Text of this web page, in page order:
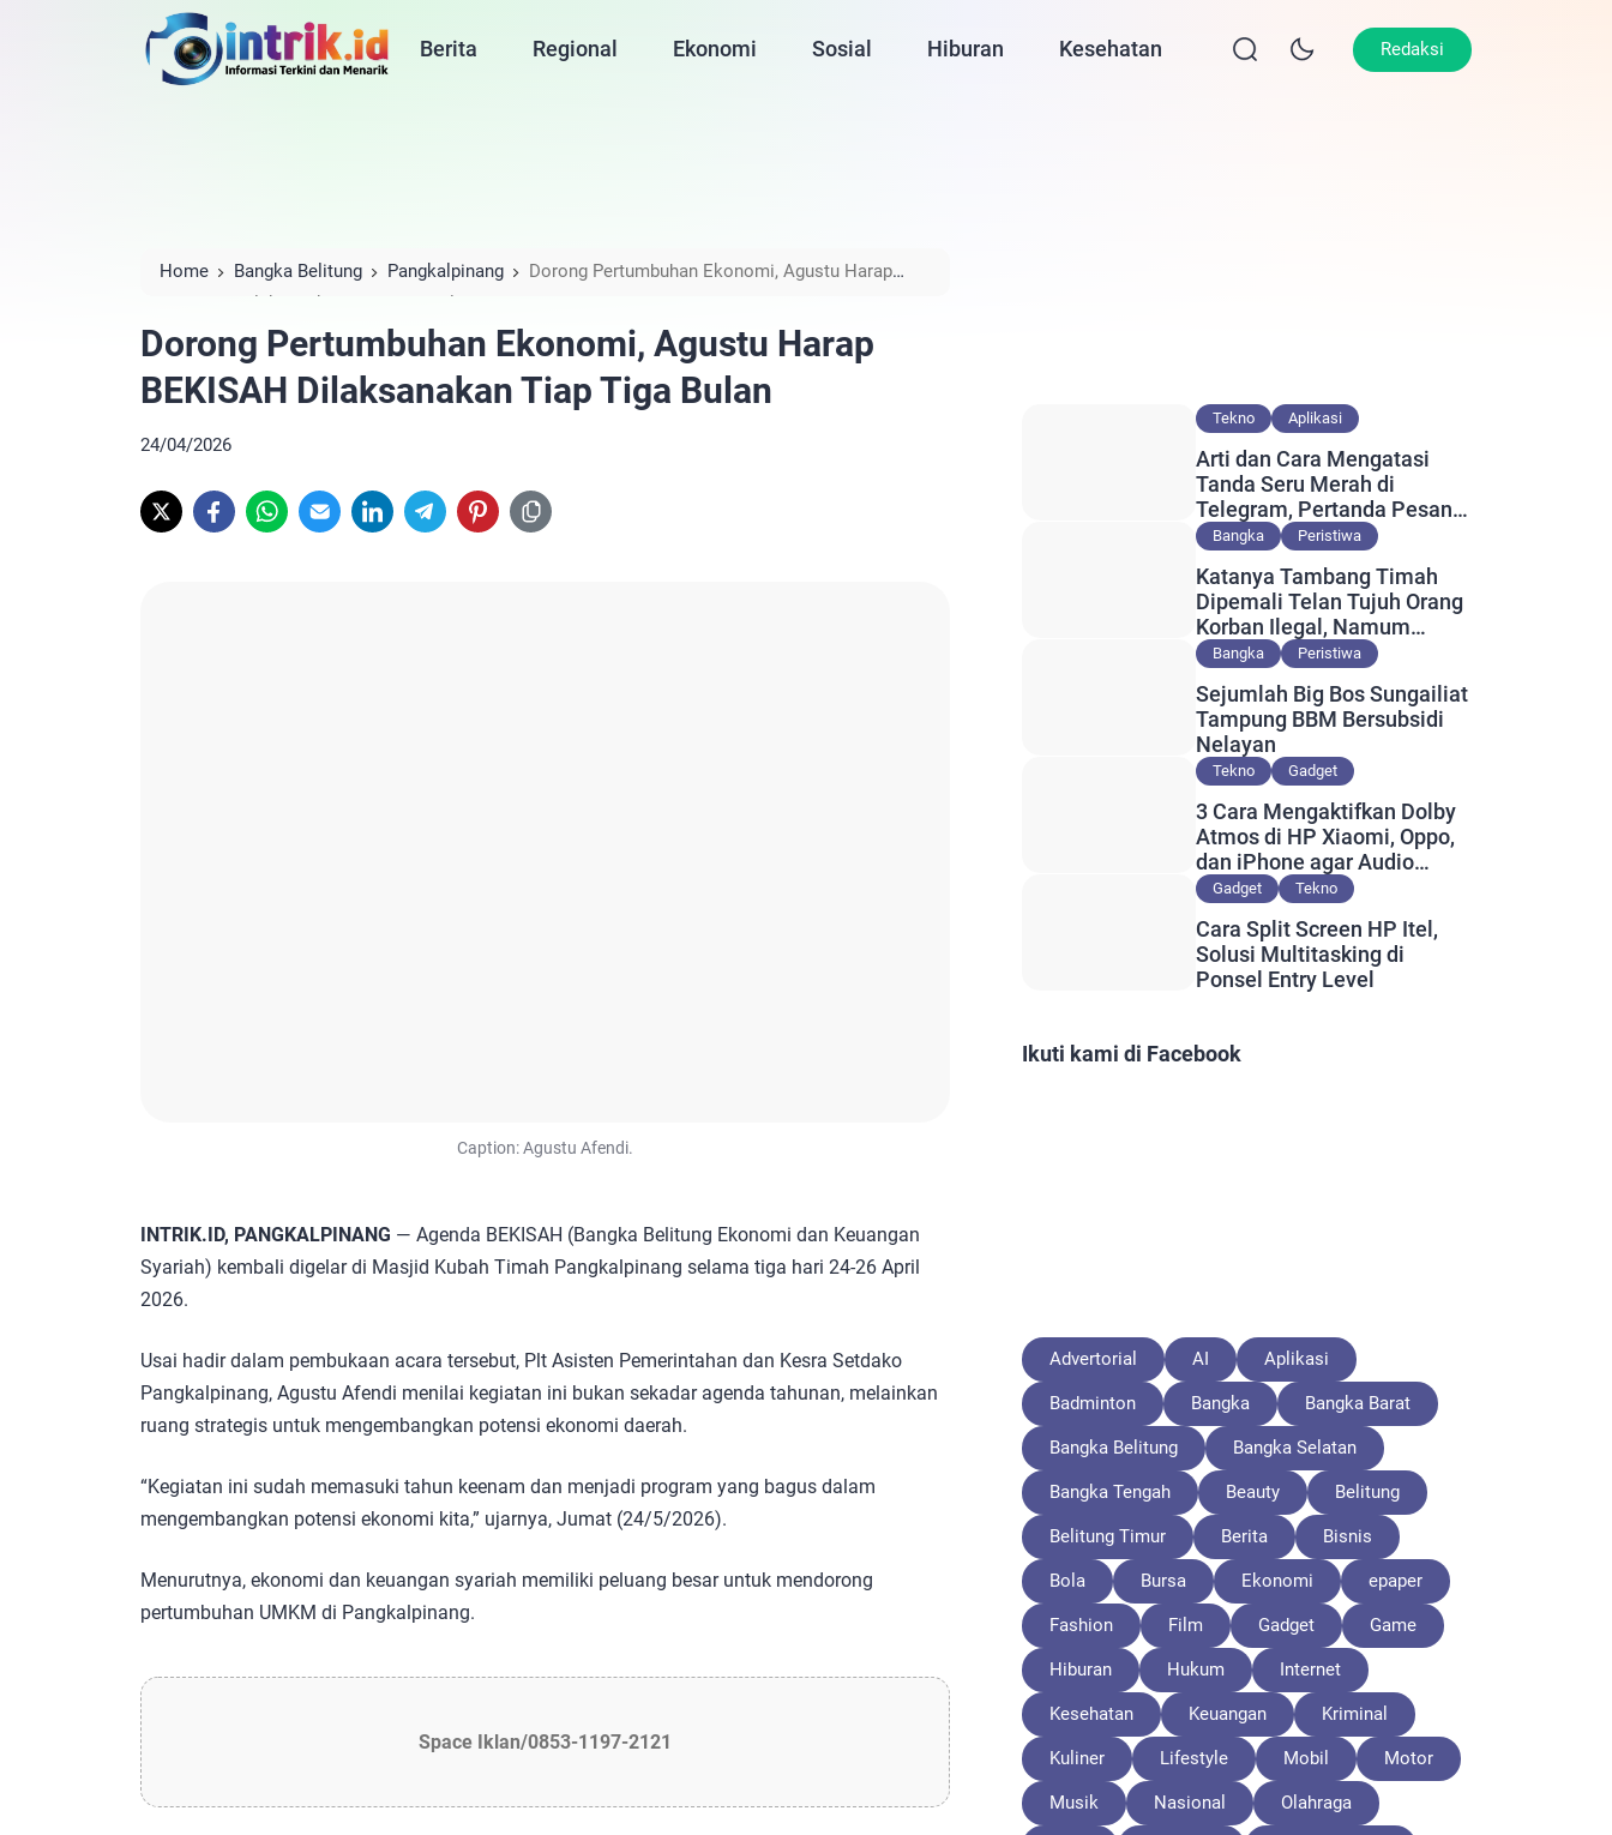
Berita Regional Ekonomi Sosial Hiburan Kesehatan Lifestyle Olahraga
Redaksi
Home Bangka Belitung Pangkalpinang
Dorong Pertumbuhan Ekonomi, Agustu Harap
BEKISAH Dilaksanakan Tiap Tiga Bulan
Dorong Pertumbuhan Ekonomi, Agustu Harap
BEKISAH Dilaksanakan Tiap Tiga Bulan
24/04/2026
Caption: Agustu Afendi.
INTRIK.ID, PANGKALPINANG — Agenda BEKISAH (Bangka Belitung Ekonomi dan Keuangan
Syariah) kembali digelar di Masjid Kubah Timah Pangkalpinang selama tiga hari 24-26 April
2026.
Usai hadir dalam pembukaan acara tersebut, Plt Asisten Pemerintahan dan Kesra Setdako
Pangkalpinang, Agustu Afendi menilai kegiatan ini bukan sekadar agenda tahunan, melainkan
ruang strategis untuk mengembangkan potensi ekonomi daerah.
“Kegiatan ini sudah memasuki tahun keenam dan menjadi program yang bagus dalam
mengembangkan potensi ekonomi kita,” ujarnya, Jumat (24/5/2026).
Menurutnya, ekonomi dan keuangan syariah memiliki peluang besar untuk mendorong
pertumbuhan UMKM di Pangkalpinang.
Space Iklan/0853-1197-2121
Tekno Aplikasi
Arti dan Cara Mengatasi
Tanda Seru Merah di
Telegram, Pertanda Pesan
Gagal Terkirim?
Bangka Peristiwa
Katanya Tambang Timah
Dipemali Telan Tujuh Orang
Korban Ilegal, Namum
Muncul Slip Pembayaran
Bangka Peristiwa
Sejumlah Big Bos Sungailiat
Tampung BBM Bersubsidi
Nelayan
Tekno Gadget
3 Cara Mengaktifkan Dolby
Atmos di HP Xiaomi, Oppo,
dan iPhone agar Audio
Lebih Maksimal
Gadget Tekno
Cara Split Screen HP Itel,
Solusi Multitasking di
Ponsel Entry Level
Ikuti kami di Facebook
Advertorial AI Aplikasi
Badminton Bangka Bangka Barat
Bangka Belitung Bangka Selatan
Bangka Tengah Beauty Belitung
Belitung Timur Berita Bisnis
Bola Bursa Ekonomi epaper
Fashion Film Gadget Game
Hiburan Hukum Internet
Kesehatan Keuangan Kriminal
Kuliner Lifestyle Mobil Motor
Musik Nasional Olahraga